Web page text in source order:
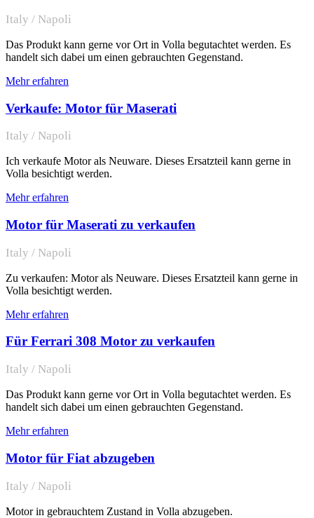
Italy / Napoli
Das Produkt kann gerne vor Ort in Volla begutachtet werden. Es
handelt sich dabei um einen gebrauchten Gegenstand.
Mehr erfahren
Verkaufe: Motor für Maserati
Italy / Napoli
Ich verkaufe Motor als Neuware. Dieses Ersatzteil kann gerne in
Volla besichtigt werden.
Mehr erfahren
Motor für Maserati zu verkaufen
Italy / Napoli
Zu verkaufen: Motor als Neuware. Dieses Ersatzteil kann gerne in
Volla besichtigt werden.
Mehr erfahren
Für Ferrari 308 Motor zu verkaufen
Italy / Napoli
Das Produkt kann gerne vor Ort in Volla begutachtet werden. Es
handelt sich dabei um einen gebrauchten Gegenstand.
Mehr erfahren
Motor für Fiat abzugeben
Italy / Napoli
Motor in gebrauchtem Zustand in Volla abzugeben.